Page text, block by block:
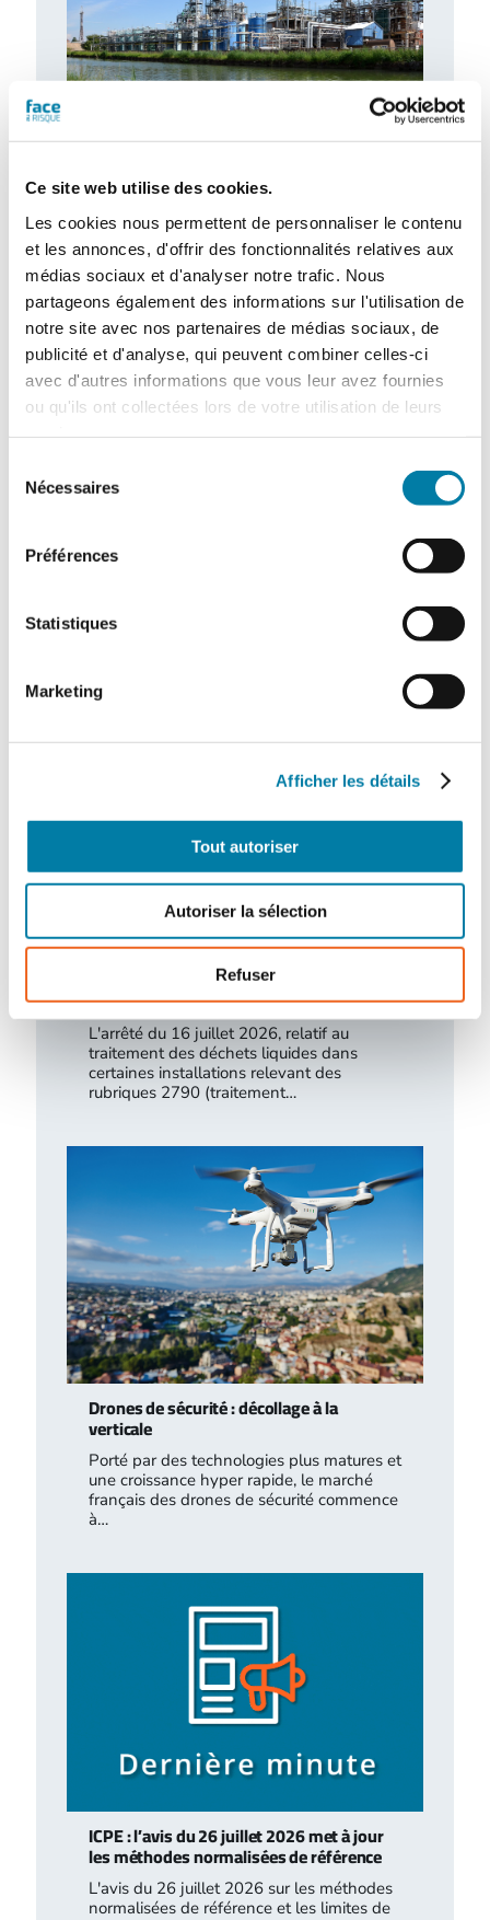
Ce site web utilise des cookies.
Les cookies nous permettent de personnaliser le contenu
et les annonces, d'offrir des fonctionnalités relatives aux
médias sociaux et d'analyser notre trafic. Nous
partageons également des informations sur l'utilisation de
notre site avec nos partenaires de médias sociaux, de
publicité et d'analyse, qui peuvent combiner celles-ci
avec d'autres informations que vous leur avez fournies
ou qu'ils ont collectées lors de votre utilisation de leurs
Nécessaires
Préférences
Statistiques
Marketing
Afficher les détails
Tout autoriser
Autoriser la sélection
Refuser
Accidentologie industrielle : les
Le Barpi a publié son inventaire des
incidents et accidents technologiques
survenus en 2025 au sein des installations
classées…
Le centre hospitalier de l’Estran a organisé,
Traitement des déchets liquides en ICPE :
ce que change l’arrêté du 16 juillet 2026
L'arrêté du 16 juillet 2026, relatif au
traitement des déchets liquides dans
certaines installations relevant des
rubriques 2790 (traitement…
Drones de sécurité : décollage à la
verticale
Porté par des technologies plus matures et
une croissance hyper rapide, le marché
français des drones de sécurité commence
à…
ICPE : l’avis du 26 juillet 2026 met à jour
les méthodes normalisées de référence
L'avis du 26 juillet 2026 sur les méthodes
normalisées de référence et les limites de